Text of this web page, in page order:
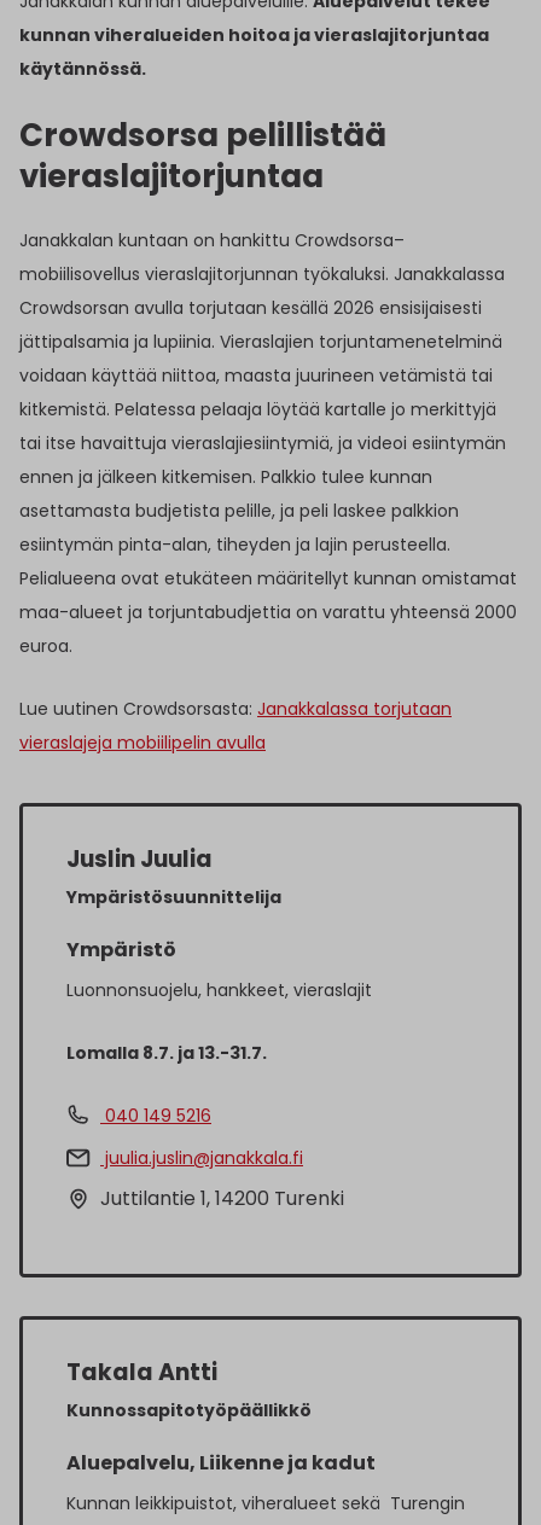
kunnan viheralueiden hoitoa ja vieraslajitorjuntaa
käytännössä.
Crowdsorsa pelillistää
vieraslajitorjuntaa
Janakkalan kuntaan on hankittu Crowdsorsa–
mobiilisovellus vieraslajitorjunnan työkaluksi. Janakkalassa
Crowdsorsan avulla torjutaan kesällä 2026 ensisijaisesti
jättipalsamia ja lupiinia. Vieraslajien torjuntamenetelminä
voidaan käyttää niittoa, maasta juurineen vetämistä tai
kitkemistä. Pelatessa pelaaja löytää kartalle jo merkittyjä
tai itse havaittuja vieraslajiesiintymiä, ja videoi esiintymän
ennen ja jälkeen kitkemisen. Palkkio tulee kunnan
asettamasta budjetista pelille, ja peli laskee palkkion
esiintymän pinta-alan, tiheyden ja lajin perusteella.
Pelialueena ovat etukäteen määritellyt kunnan omistamat
maa-alueet ja torjuntabudjettia on varattu yhteensä 2000
euroa.
Lue uutinen Crowdsorsasta: Janakkalassa torjutaan
vieraslajeja mobiilipelin avulla
Juslin Juulia
Ympäristösuunnittelija
Ympäristö
Luonnonsuojelu, hankkeet, vieraslajit
Lomalla 8.7. ja 13.-31.7.
040 149 5216
juulia.juslin@janakkala.fi
Juttilantie 1, 14200 Turenki
Takala Antti
Kunnossapitotyöpäällikkö
Aluepalvelu, Liikenne ja kadut
Kunnan leikkipuistot, viheralueet sekä Turengin